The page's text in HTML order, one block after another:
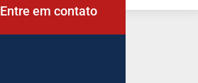
Entre em contato